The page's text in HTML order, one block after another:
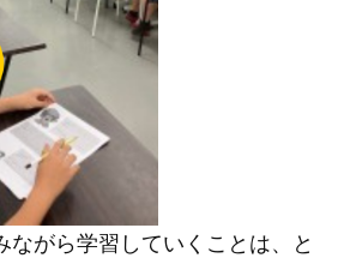
ながら学習していくことは、と